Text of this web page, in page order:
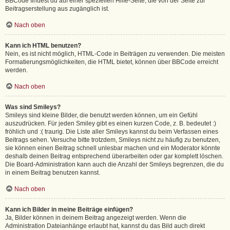
Beitragserstellung aus zugänglich ist.
Nach oben
Kann ich HTML benutzen?
Nein, es ist nicht möglich, HTML-Code in Beiträgen zu verwenden. Die meisten
Formatierungsmöglichkeiten, die HTML bietet, können über BBCode erreicht
werden.
Nach oben
Was sind Smileys?
Smileys sind kleine Bilder, die benutzt werden können, um ein Gefühl
auszudrücken. Für jeden Smiley gibt es einen kurzen Code, z. B. bedeutet :)
fröhlich und :( traurig. Die Liste aller Smileys kannst du beim Verfassen eines
Beitrags sehen. Versuche bitte trotzdem, Smileys nicht zu häufig zu benutzen,
sie können einen Beitrag schnell unlesbar machen und ein Moderator könnte
deshalb deinen Beitrag entsprechend überarbeiten oder gar komplett löschen.
Die Board-Administration kann auch die Anzahl der Smileys begrenzen, die du
in einem Beitrag benutzen kannst.
Nach oben
Kann ich Bilder in meine Beiträge einfügen?
Ja, Bilder können in deinem Beitrag angezeigt werden. Wenn die
Administration Dateianhänge erlaubt hat, kannst du das Bild auch direkt